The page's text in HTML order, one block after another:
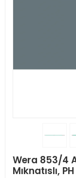
Wera 853/4
Mıknatıslı,